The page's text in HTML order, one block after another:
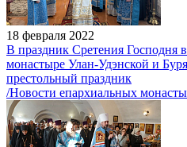
18 февраля 2022
В праздник Сретения Господня
монастыре Улан-Удэнской и
престольный праздник
/Новости епархиальных